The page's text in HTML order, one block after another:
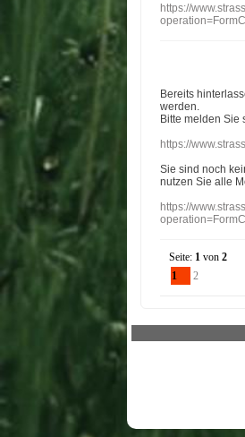
https://
Bereits
werden.
Bitte melden Sie
https://
Sie sind noch
nutzen Sie alle
https://
Seite: 1 von2
1
2